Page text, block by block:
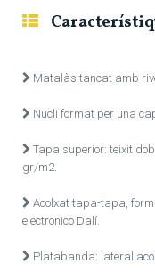
Matalàs tancat amb
Nucli format per una
Tapa superior: teixit
gr/m2.
Acolxat tapa-tapa,
electronico Dalí.
Platabanda: lateral